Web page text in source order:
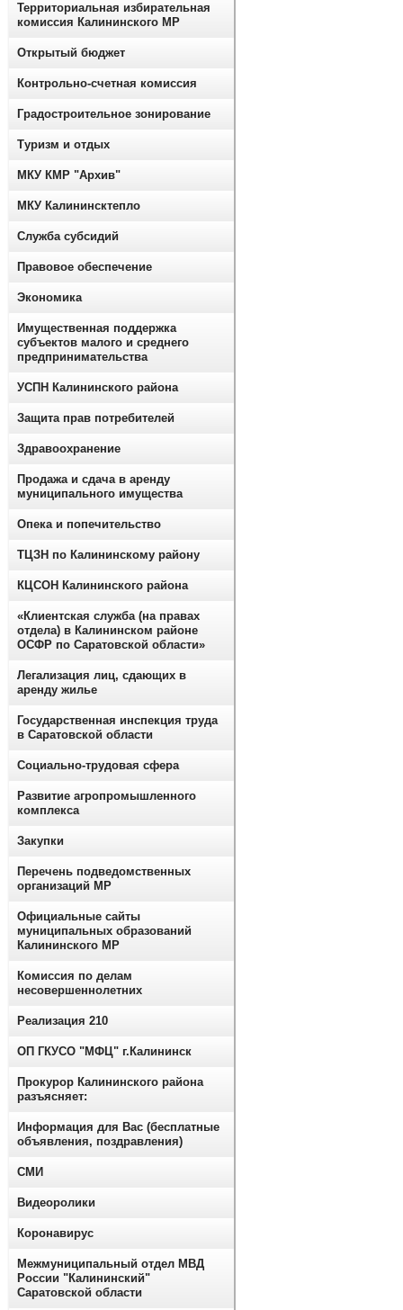
Территориальная избирательная
комиссия Калининского МР
Открытый бюджет
Контрольно-счетная комиссия
Градостроительное зонирование
Туризм и отдых
МКУ КМР "Архив"
МКУ Калининсктепло
Служба субсидий
Правовое обеспечение
Экономика
Имущественная поддержка
субъектов малого и среднего
предпринимательства
УСПН Калининского района
Защита прав потребителей
Здравоохранение
Продажа и сдача в аренду
муниципального имущества
Опека и попечительство
ТЦЗН по Калининскому району
КЦСОН Калининского района
«Клиентская служба (на правах
отдела) в Калининском районе
ОСФР по Саратовской области»
Легализация лиц, сдающих в
аренду жилье
Государственная инспекция труда
в Саратовской области
Социально-трудовая сфера
Развитие агропромышленного
комплекса
Закупки
Перечень подведомственных
организаций МР
Официальные сайты
муниципальных образований
Калининского МР
Комиссия по делам
несовершеннолетних
Реализация 210
ОП ГКУСО "МФЦ" г.Калининск
Прокурор Калининского района
разъясняет:
Информация для Вас (бесплатные
объявления, поздравления)
СМИ
Видеоролики
Коронавирус
Межмуниципальный отдел МВД
России "Калининский"
Саратовской области